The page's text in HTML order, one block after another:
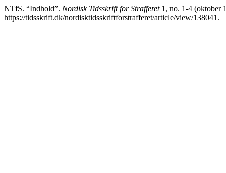
NTfS. “Indhold”. Nordisk Tidsskrift for Strafferet 1, no. 1-4 (oktober
https://tidsskrift.dk/nordisktidsskriftforstrafferet/article/view/138041.